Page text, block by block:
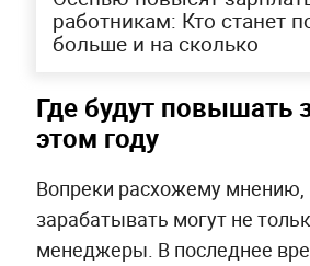
работникам: Кто станет
больше и на сколько
Где будут повышать
этом году
Вопреки расхожему мнению,
зарабатывать могут не
менеджеры. В последнее